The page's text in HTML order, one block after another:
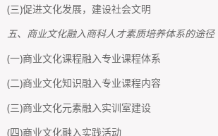
(三)促进文化发展，建设社会文明
五、商业文化融入商科人才素质培养体系的途径
(一)商业文化课程融入专业课程体系
(二)商业文化知识融入专业课程内容
(三)商业文化元素融入实训室建设
(四)商业文化融入实践活动